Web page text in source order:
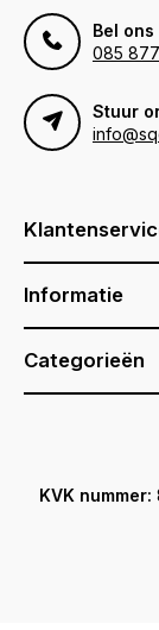
Bel ons
085
Stuur
Informatie
Categorieën
KVK nummer: